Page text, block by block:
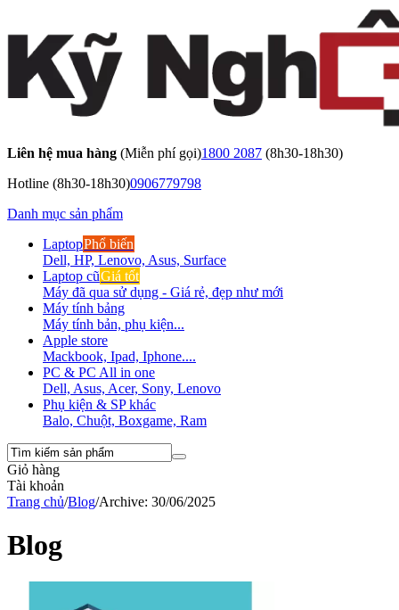
Liên hệ mua hàng (Miễn phí gọi)1800 2087 (8h30-18h30)
Hotline (8h30-18h30)0906779798
Danh mục sản phẩm
LaptopPhổ biến
Dell, HP, Lenovo, Asus, Surface
Laptop cũGiá tốt
Máy đã qua sử dụng - Giá rẻ, đẹp như mới
Máy tính bảng
Máy tính bản, phụ kiện...
Apple store
Mackbook, Ipad, Iphone....
PC & PC All in one
Dell, Asus, Acer, Sony, Lenovo
Phụ kiện & SP khác
Balo, Chuột, Boxgame, Ram
Giỏ hàng
Tài khoản
Trang chủ/Blog/Archive: 30/06/2025
Blog